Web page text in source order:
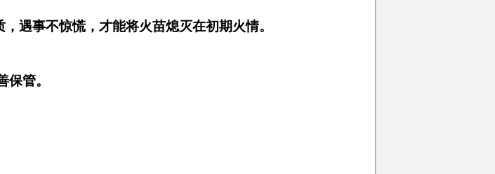
，遇事不惊慌，才能将火苗熄灭在初期火情。
管。